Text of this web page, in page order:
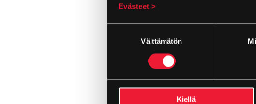
Evästeet >
Välttämätön
Kiellä